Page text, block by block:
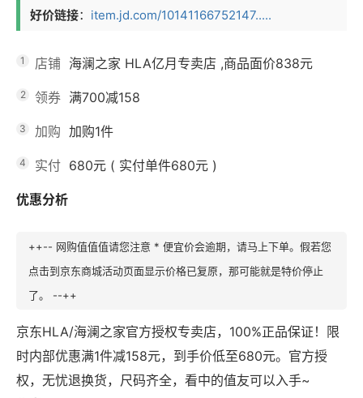
好价链接： item.jd.com/10141166752147.....
1 店铺 海澜之家 HLA亿月专卖店 ,商品面价838元
2 领券 满700减158
3 加购 加购1件
4 实付 680元 ( 实付单件680元 )
优惠分析
++-- 网购值值值请您注意 * 便宜价会逾期，请马上下单。假若您
点击到京东商城活动页面显示价格已复原，那可能就是特价停止
了。 --++
京东HLA/海澜之家官方授权专卖店，100%正品保证！限
时内部优惠满1件减158元，到手价低至680元。官方授
权，无忧退换货，尺码齐全，看中的值友可以入手~